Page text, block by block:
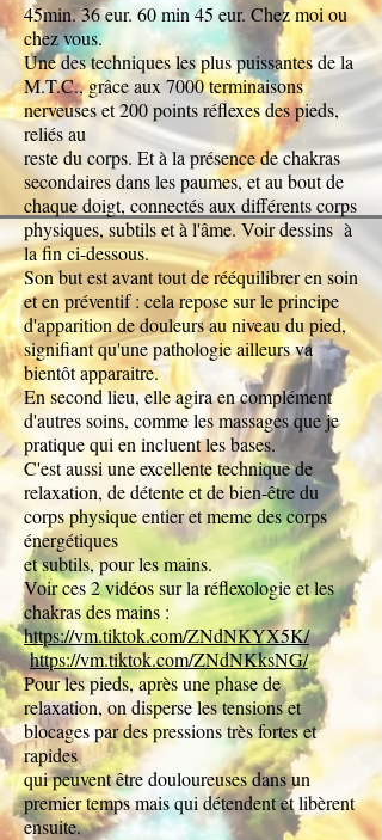
45min. 36 eur. 60 min 45 eur. Chez moi ou
chez vous.
Une des techniques les plus puissantes de la
M.T.C., grâce aux 7000 terminaisons
nerveuses et 200 points réflexes des pieds,
reliés au
reste du corps. Et à la présence de chakras
secondaires dans les paumes, et au bout de
chaque doigt, connectés aux différents corps
physiques, subtils et à l'âme. Voir dessins à
la fin ci-dessous.
Son but est avant tout de rééquilibrer en soin
et en préventif : cela repose sur le principe
d'apparition de douleurs au niveau du pied,
signifiant qu'une pathologie ailleurs va
bientôt apparaitre.
En second lieu, elle agira en complément
d'autres soins, comme les massages que je
pratique qui en incluent les bases.
C'est aussi une excellente technique de
relaxation, de détente et de bien-être du
corps physique entier et meme des corps
énergétiques
et subtils, pour les mains.
Voir ces 2 vidéos sur la réflexologie et les
chakras des mains :
https://vm.tiktok.com/ZNdNKYX5K/
https://vm.tiktok.com/ZNdNKksNG/
Pour les pieds, après une phase de
relaxation, on disperse les tensions et
blocages par des pressions très fortes et
rapides
qui peuvent être douloureuses dans un
premier temps mais qui détendent et libèrent
ensuite.